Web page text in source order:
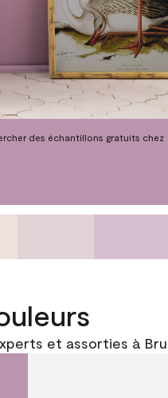
des échantillons gratuits chez
et assorties à